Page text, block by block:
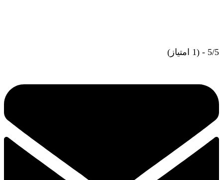
5/5 - (1 امتیاز)